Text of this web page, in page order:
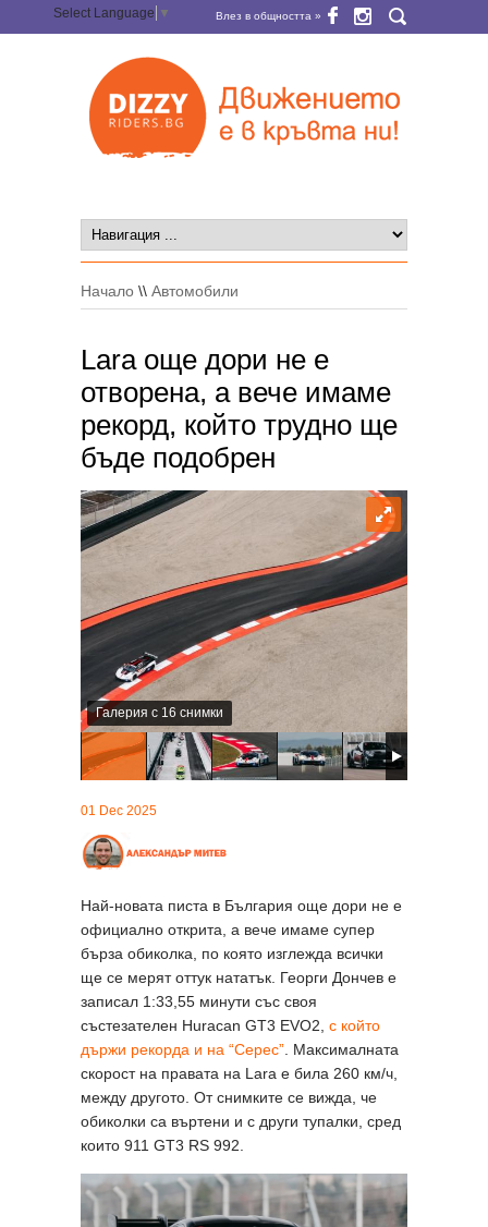
Select Language ▼ Влез в общността »
Начало \\ Автомобили
Lara още дори не е
отворена, а вече имаме
рекорд, който трудно ще
бъде подобрен
Галерия с 16 снимки
01 Dec 2025
Най-новата писта в България още дори не е
официално открита, а вече имаме супер
бърза обиколка, по която изглежда всички
ще се мерят оттук нататък. Георги Дончев е
записал 1:33,55 минути със своя
състезателен Huracan GT3 EVO2, с който
държи рекорда и на “Серес” . Максималната
скорост на правата на Lara е била 260 км/ч,
между другото. От снимките се вижда, че
обиколки са въртени и с други тупалки, сред
които 911 GT3 RS 992.